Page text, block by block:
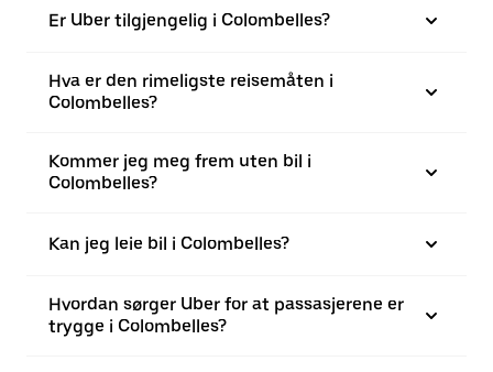
Er Uber tilgjengelig i Colombelles?
Hva er den rimeligste reisemåten i
Colombelles?
Kommer jeg meg frem uten bil i
Colombelles?
Kan jeg leie bil i Colombelles?
Hvordan sørger Uber for at passasjerene er
trygge i Colombelles?